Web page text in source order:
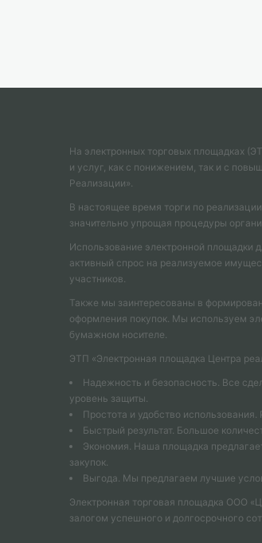
На электронных торговых площадках
и услуг, как с понижением, так и с
Реализации».
В настоящее время торги по
значительно упрощая процедуры
Использование электронной площадки
активный спрос на реализуемое
участников.
Также мы заинтересованы в
оформления покупок. Мы используем
бумажном носителе.
ЭТП «Электронная площадка Центра
Надежность и безопасность. Все
уровень защиты.
Простота и удобство
Быстрый результат. Большое
Экономия. Наша площадка
закупок.
Выгода. Мы предлагаем лучшие
Электронная торговая площадка ООО
залогом успешного и долгосрочного